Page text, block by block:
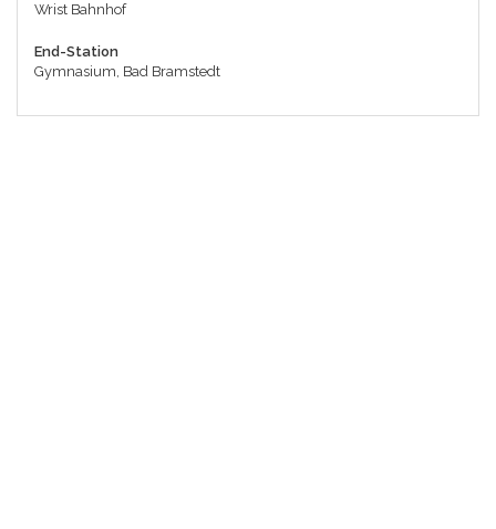
Wrist Bahnhof
End-Station
Gymnasium, Bad Bramstedt